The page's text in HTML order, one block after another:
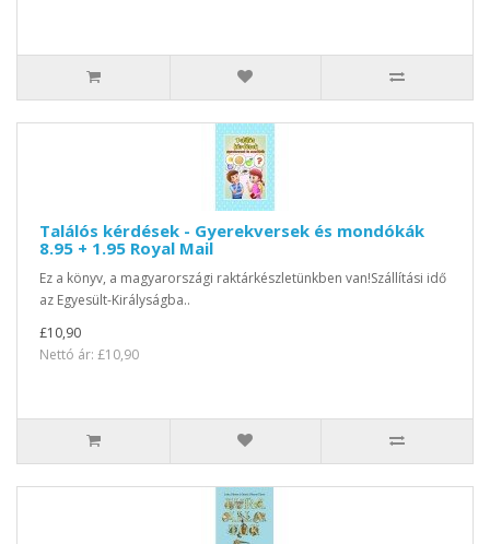
Találós kérdések - Gyerekversek és mondókák
8.95 + 1.95 Royal Mail
Ez a könyv, a magyarországi raktárkészletünkben van!Szállítási idő
az Egyesült-Királyságba..
£10,90
Nettó ár: £10,90